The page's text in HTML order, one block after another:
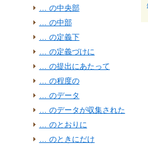
… の中央部
… の中部
… の定義下
… の定義づけに
… の提出にあたって
… の程度の
… のデータ
… のデータが収集された
… のとおりに
… のときにだけ